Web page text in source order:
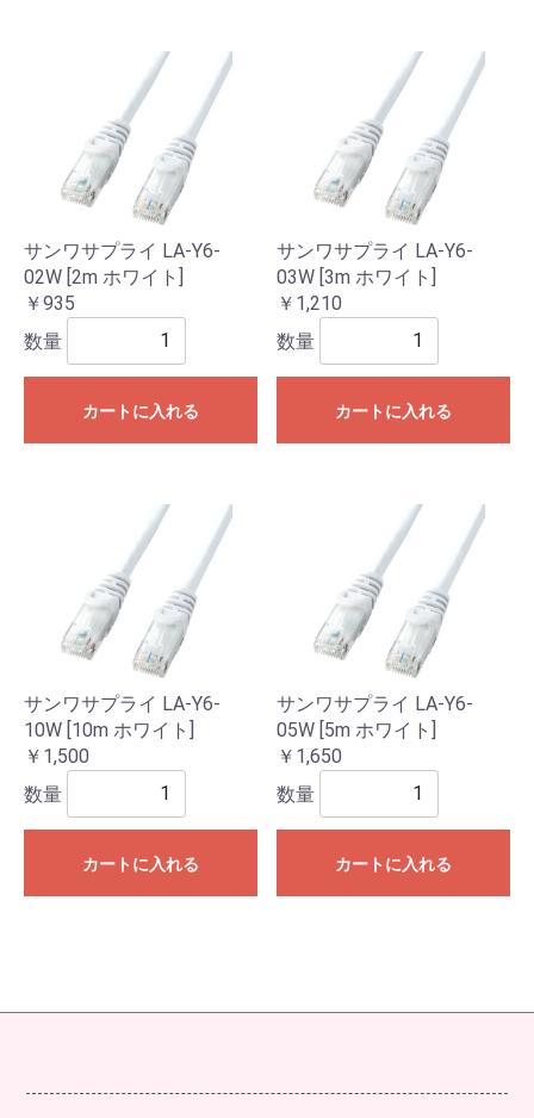
サンワサプライ LA-Y6-
02W [2m ホワイト]
￥935
数量
カートに入れる
サンワサプライ LA-Y6-
03W [3m ホワイト]
￥1,210
数量
カートに入れる
サンワサプライ LA-Y6-
10W [10m ホワイト]
￥1,500
数量
カートに入れる
サンワサプライ LA-Y6-
05W [5m ホワイト]
￥1,650
数量
カートに入れる